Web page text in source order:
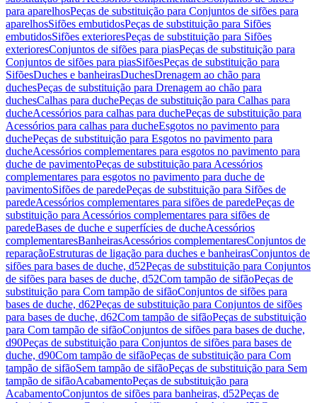
para aparelhosPeças de substituição para Conjuntos de sifões para
aparelhosSifões embutidosPeças de substituição para Sifões
embutidosSifões exterioresPeças de substituição para Sifões
exterioresConjuntos de sifões para piasPeças de substituição para
Conjuntos de sifões para piasSifõesPeças de substituição para
SifõesDuches e banheirasDuchesDrenagem ao chão para
duchesPeças de substituição para Drenagem ao chão para
duchesCalhas para duchePeças de substituição para Calhas para
ducheAcessórios para calhas para duchePeças de substituição para
Acessórios para calhas para ducheEsgotos no pavimento para
duchePeças de substituição para Esgotos no pavimento para
ducheAcessórios complementares para esgotos no pavimento para
duche de pavimentoPeças de substituição para Acessórios
complementares para esgotos no pavimento para duche de
pavimentoSifões de paredePeças de substituição para Sifões de
paredeAcessórios complementares para sifões de paredePeças de
substituição para Acessórios complementares para sifões de
paredeBases de duche e superfícies de ducheAcessórios
complementaresBanheirasAcessórios complementaresConjuntos de
reparaçãoEstruturas de ligação para duches e banheirasConjuntos de
sifões para bases de duche, d52Peças de substituição para Conjuntos
de sifões para bases de duche, d52Com tampão de sifãoPeças de
substituição para Com tampão de sifãoConjuntos de sifões para
bases de duche, d62Peças de substituição para Conjuntos de sifões
para bases de duche, d62Com tampão de sifãoPeças de substituição
para Com tampão de sifãoConjuntos de sifões para bases de duche,
d90Peças de substituição para Conjuntos de sifões para bases de
duche, d90Com tampão de sifãoPeças de substituição para Com
tampão de sifãoSem tampão de sifãoPeças de substituição para Sem
tampão de sifãoAcabamentoPeças de substituição para
AcabamentoConjuntos de sifões para banheiras, d52Peças de